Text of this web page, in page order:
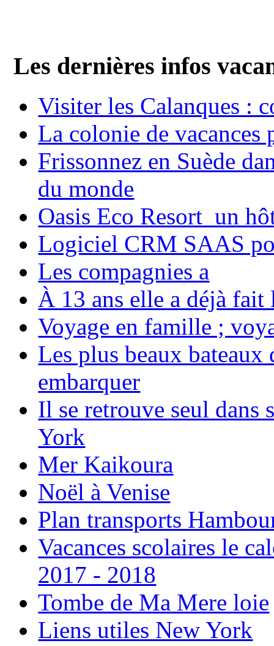
Les dernières infos
Visiter les Calanques :
La colonie de vacances
Frissonnez en Suède
du monde
Oasis Eco Resort un
Logiciel CRM SAAS
Les compagnies a
À 13 ans elle a déjà
Voyage en famille ;
Les plus beaux bateaux
embarquer
Il se retrouve seul dans
York
Mer Kaikoura
Noël à Venise
Plan transports
Vacances scolaires le
2017 - 2018
Tombe de Ma Mere loie
Liens utiles New York